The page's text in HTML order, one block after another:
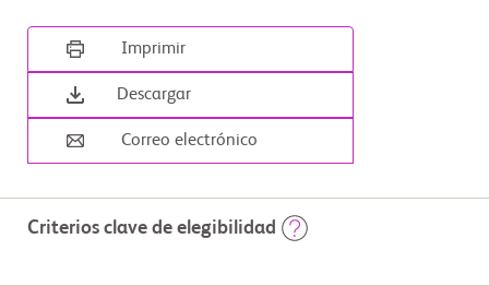
Imprimir
Descargar
Correo electrónico
Criterios clave de elegibilidad